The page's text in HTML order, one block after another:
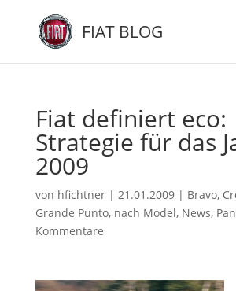
FIAT BLOG
Fiat definiert eco:
Strategie für das
2009
von hfichtner| 21.01.2009| Bravo,
Grande Punto, nach Model, News,
Kommentare